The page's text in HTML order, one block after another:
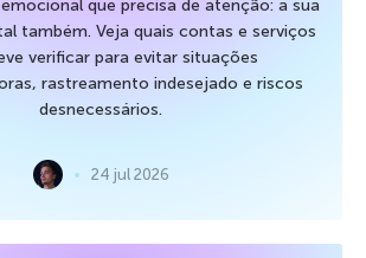
que precisa de atenção: a sua
também. Veja quais contas e serviços
verificar para evitar situações
rastreamento indesejado e riscos
desnecessários.
24 jul 2026